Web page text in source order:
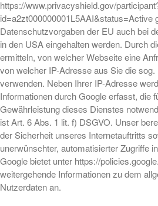
https://www.privacyshield.gov/
id=a2zt000000001L5AAI&status=Active
Datenschutzvorgaben der EU auch bei
in den USA eingehalten werden. Durch
ermitteln, von welcher Webseite eine
von welcher IP-Adresse aus Sie die
verwenden. Neben Ihrer IP-Adresse
Informationen durch Google erfasst, die
Gewährleistung dieses Dienstes
ist Art. 6 Abs. 1 lit. f) DSGVO. Unser
der Sicherheit unseres Internetauftritts
unerwünschter, automatisierter Zugriffe
Google bietet unter https://
weitergehende Informationen zu dem
Nutzerdaten an.